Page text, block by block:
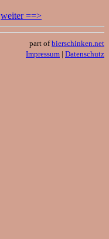
weiter ==>
part ofbierschinken.net
Impressum | Datenschutz